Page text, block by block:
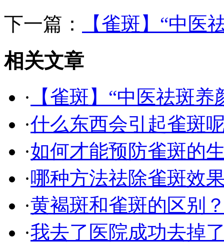
下一篇：
【雀斑】“中医
相关文章
· 【雀斑】“中医祛斑养
·什么东西会引起雀斑
·如何才能预防雀斑的
·哪种方法祛除雀斑效
·黄褐斑和雀斑的区别
·我去了医院成功去掉